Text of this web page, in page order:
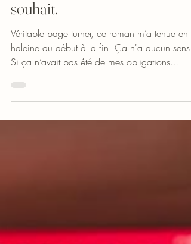
de l'intrigue est excitant à
souhait.
Véritable page turner, ce roman m’a tenue en
haleine du début à la fin. Ça n'a aucun sens.
journée, c'est certain. Audrée Mc Nicoll a ce